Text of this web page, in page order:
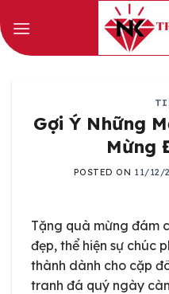
to
content
Gợi Ý Những
Mừng
POSTED ON 11/12/
Tặng quà mừng đám
đẹp, thể hiện sự chúc
thành dành cho cặp
tranh đá quý ngày